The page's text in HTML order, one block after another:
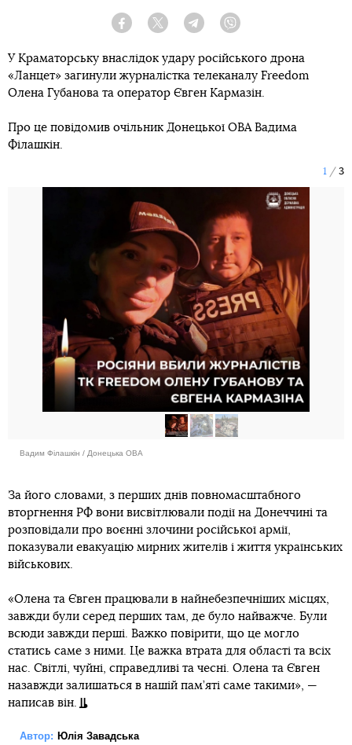
Facebook Twitter Telegram
У Краматорську внаслідок удару російського дрона
«Ланцет» загинули журналістка телеканалу Freedom
Олена Губанова та оператор Євген Кармазін.
Про це повідомив очільник Донецької ОВА Вадима
Філашкін.
1 3
Вадим Філашкін / Донецька ОВА
За його словами, з перших днів повномасштабного
вторгнення РФ вони висвітлювали події на Донеччині та
розповідали про воєнні злочини російської армії,
показували евакуацію мирних жителів і життя українських
військових.
«Олена та Євген працювали в найнебезпечніших місцях,
завжди були серед перших там, де було найважче. Були
всюди завжди перші. Важко повірити, що це могло
статись саме з ними. Це важка втрата для області та всіх
нас. Світлі, чуйні, справедливі та чесні. Олена та Євген
назавжди залишаться в нашій пам’яті саме такими», —
написав він.
Автор: Юлія Завадська